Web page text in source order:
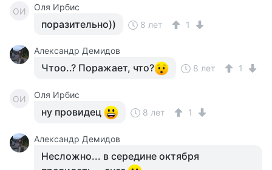
ОИ Оля Ирбис
поразительно)) 8 лет 1
Александр Демидов
Чтоо..? Поражает, что? 8 лет 1
ОИ Оля Ирбис
ну провидец 8 лет 1
Александр Демидов
Несложно... в середине октября